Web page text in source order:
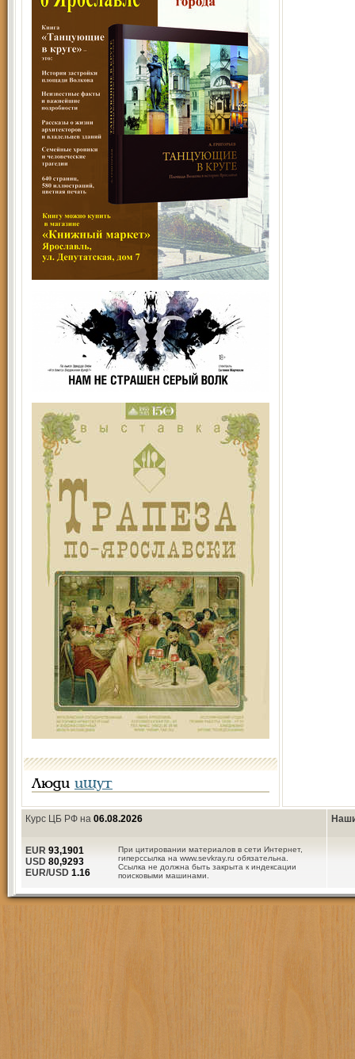
Люди ищут
Курс ЦБ РФ на 06.08.2026
При цитировании материалов в сети Интернет,
гиперссылка на www.sevkray.ru обязательна.
Ссылка не должна быть закрыта к индексации
поисковыми машинами.
EUR 93,1901
USD 80,9293
EUR/USD 1.16